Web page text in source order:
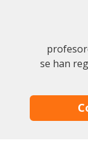
se han